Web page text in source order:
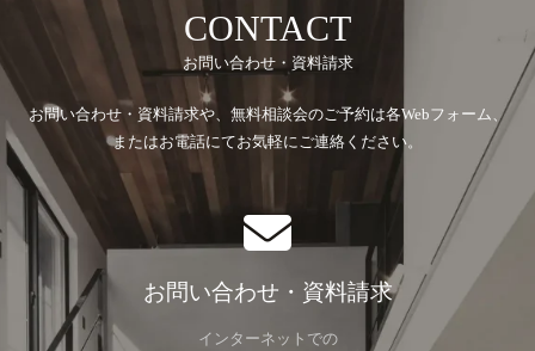
CONTACT
お問い合わせ・資料請求
お問い合わせ・資料請求や、無料相談会のご予約は各Webフォーム、
またはお電話にてお気軽にご連絡ください。
お問い合わせ・資料請求
インターネットでの